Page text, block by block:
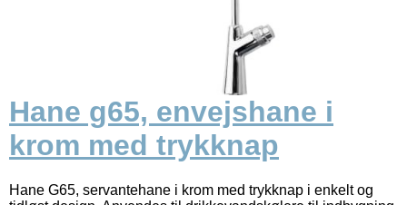
Hane g65, envejshane i
krom med trykknap
Hane G65, servantehane i krom med trykknap i enkelt og